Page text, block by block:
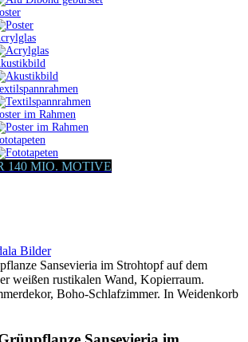
im Rahmen
140 MIO. MOTIVE
Bilder
Sansevieria im Strohtopf auf dem
weißen rustikalen Wand, Kopierraum.
Boho-Schlafzimmer. In Weidenkorb